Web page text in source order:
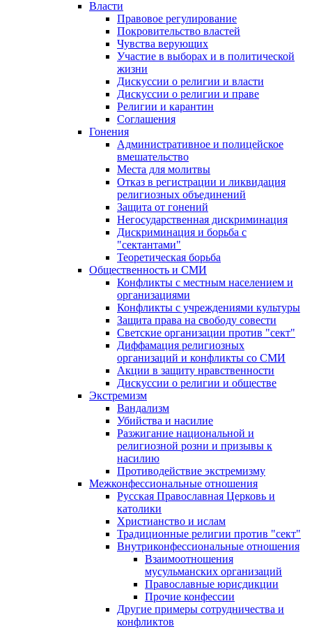
Власти
Правовое регулирование
Покровительство властей
Чувства верующих
Участие в выборах и в политической
жизни
Дискуссии о религии и власти
Дискуссии о религии и праве
Религии и карантин
Соглашения
Гонения
Административное и полицейское
вмешательство
Места для молитвы
Отказ в регистрации и ликвидация
религиозных объединений
Защита от гонений
Негосударственная дискриминация
Дискриминация и борьба с
"сектантами"
Теоретическая борьба
Общественность и СМИ
Конфликты с местным населением и
организациями
Конфликты с учреждениями культуры
Защита права на свободу совести
Светские организации против "сект"
Диффамация религиозных
организаций и конфликты со СМИ
Акции в защиту нравственности
Дискуссии о религии и обществе
Экстремизм
Вандализм
Убийства и насилие
Разжигание национальной и
религиозной розни и призывы к
насилию
Противодействие экстремизму
Межконфессиональные отношения
Русская Православная Церковь и
католики
Христианство и ислам
Традиционные религии против "сект"
Внутриконфессиональные отношения
Взаимоотношения
мусульманских организаций
Православные юрисдикции
Прочие конфессии
Другие примеры сотрудничества и
конфликтов